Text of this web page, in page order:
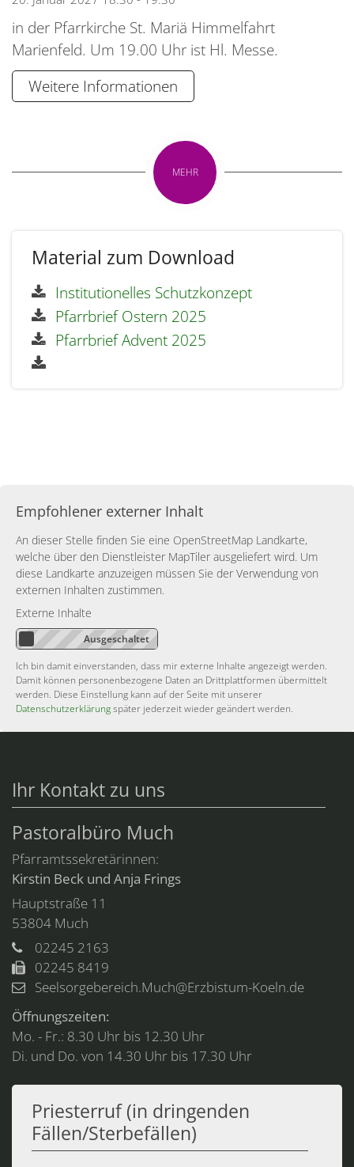
in der Pfarrkirche St. Mariä Himmelfahrt
Marienfeld. Um 19.00 Uhr ist Hl. Messe.
Weitere Informationen
MEHR
Material zum Download
Institutionelles Schutzkonzept
Pfarrbrief Ostern 2025
Pfarrbrief Advent 2025
Empfohlener externer Inhalt
An dieser Stelle finden Sie eine OpenStreetMap Landkarte,
welche über den Dienstleister MapTiler ausgeliefert wird. Um
diese Landkarte anzuzeigen müssen Sie der Verwendung von
externen Inhalten zustimmen.
Externe Inhalte
Ich bin damit einverstanden, dass mir externe Inhalte angezeigt werden.
Damit können personenbezogene Daten an Drittplattformen übermittelt
werden. Diese Einstellung kann auf der Seite mit unserer
Datenschutzerklärungspäter jederzeit wieder geändert werden.
Ihr Kontakt zu uns
Pastoralbüro Much
Pfarramtssekretärinnen:
Kirstin Beck und Anja Frings
Hauptstraße 11
53804 Much
02245 2163
02245 8419
Seelsorgebereich.Much@Erzbistum-Koeln.de
Öffnungszeiten:
Mo. - Fr.: 8.30 Uhr bis 12.30 Uhr
Di. und Do. von 14.30 Uhr bis 17.30 Uhr
Priesterruf (in dringenden
Fällen/Sterbefällen)